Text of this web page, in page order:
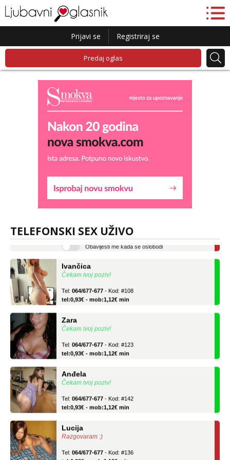
Prijavi se Registriraj se
Predaj oglas
TELEFONSKI SEX UŽIVO
Lucija
tel:0,93€ - mob:1,12€ min
Čekam tvoj poziv!
tel:0,93€ - mob:1,12€ min
Čekam tvoj poziv!
tel:0,93€ - mob:1,12€ min
Čekam tvoj poziv!
tel:0,93€ - mob:1,12€ min
Razgovaram :)
tel:0,93€ - mob:1,12€ min